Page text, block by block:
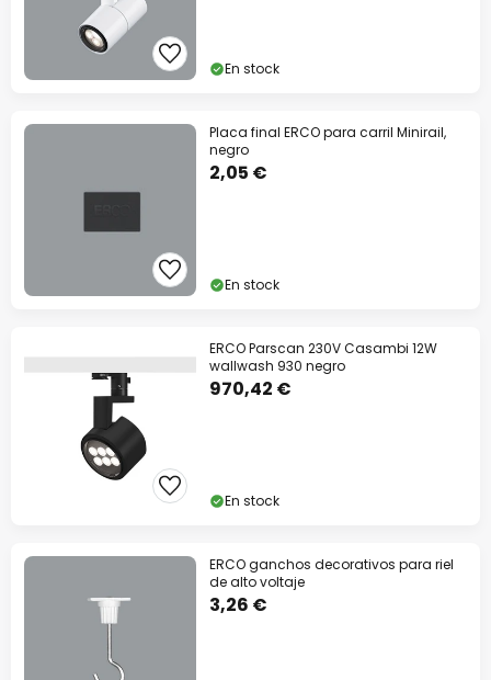
En stock
Placa final ERCO para carril Minirail,
negro
2,05 €
En stock
ERCO Parscan 230V Casambi 12W
wallwash 930 negro
970,42 €
En stock
ERCO ganchos decorativos para riel
de alto voltaje
3,26 €